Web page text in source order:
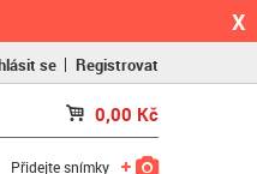
X
se Registrovat
0,00 Kč
Přidejte snímky